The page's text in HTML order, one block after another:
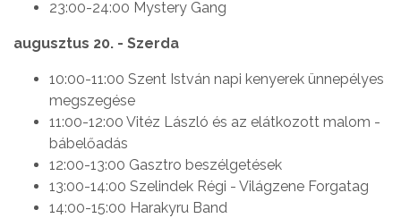
23:00-24:00 Mystery Gang
augusztus 20. - Szerda
10:00-11:00 Szent István napi kenyerek ünnepélyes
megszegése
11:00-12:00 Vitéz László és az elátkozott malom -
bábelőadás
12:00-13:00 Gasztro beszélgetések
13:00-14:00 Szelindek Régi - Világzene Forgatag
14:00-15:00 Harakyru Band